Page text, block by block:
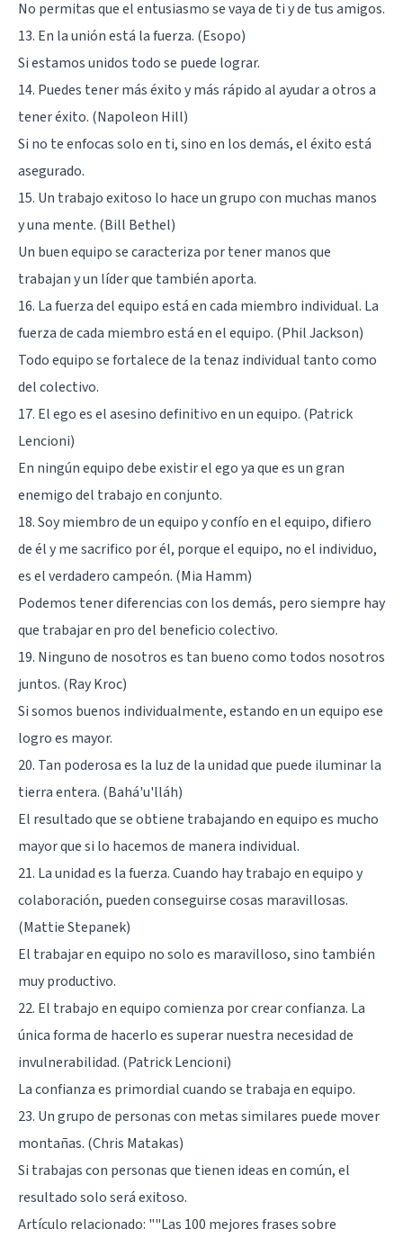
No permitas que el entusiasmo se vaya de ti y de tus amigos.
13. En la unión está la fuerza. (Esopo)
Si estamos unidos todo se puede lograr.
14. Puedes tener más éxito y más rápido al ayudar a otros a
tener éxito. (Napoleon Hill)
Si no te enfocas solo en ti, sino en los demás, el éxito está
asegurado.
15. Un trabajo exitoso lo hace un grupo con muchas manos
y una mente. (Bill Bethel)
Un buen equipo se caracteriza por tener manos que
trabajan y un líder que también aporta.
16. La fuerza del equipo está en cada miembro individual. La
fuerza de cada miembro está en el equipo. (Phil Jackson)
Todo equipo se fortalece de la tenaz individual tanto como
del colectivo.
17. El ego es el asesino definitivo en un equipo. (Patrick
Lencioni)
En ningún equipo debe existir el ego ya que es un gran
enemigo del trabajo en conjunto.
18. Soy miembro de un equipo y confío en el equipo, difiero
de él y me sacrifico por él, porque el equipo, no el individuo,
es el verdadero campeón. (Mia Hamm)
Podemos tener diferencias con los demás, pero siempre hay
que trabajar en pro del beneficio colectivo.
19. Ninguno de nosotros es tan bueno como todos nosotros
juntos. (Ray Kroc)
Si somos buenos individualmente, estando en un equipo ese
logro es mayor.
20. Tan poderosa es la luz de la unidad que puede iluminar la
tierra entera. (Bahá'u'lláh)
El resultado que se obtiene trabajando en equipo es mucho
mayor que si lo hacemos de manera individual.
21. La unidad es la fuerza. Cuando hay trabajo en equipo y
colaboración, pueden conseguirse cosas maravillosas.
(Mattie Stepanek)
El trabajar en equipo no solo es maravilloso, sino también
muy productivo.
22. El trabajo en equipo comienza por crear confianza. La
única forma de hacerlo es superar nuestra necesidad de
invulnerabilidad. (Patrick Lencioni)
La confianza es primordial cuando se trabaja en equipo.
23. Un grupo de personas con metas similares puede mover
montañas. (Chris Matakas)
Si trabajas con personas que tienen ideas en común, el
resultado solo será exitoso.
Artículo relacionado: ""Las 100 mejores frases sobre